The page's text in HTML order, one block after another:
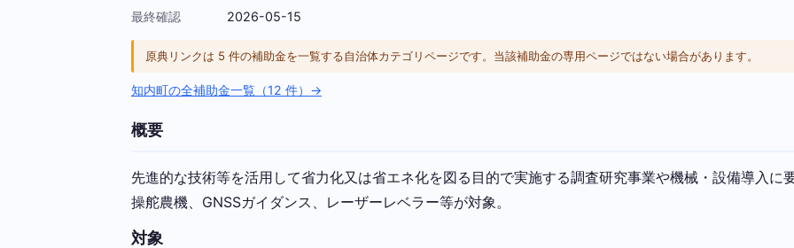
最終確認
2026-05-15
原典リンクは 5 件の補助金を一覧する自治体カテゴリページです。当該補助金の専用ページではない場合があります。
知内町の全補助金一覧（12 件）→
概要
先進的な技術等を活用して省力化又は省エネ化を図る目的で実施する調査研究事業や機械・設備導入に
操舵農機、GNSSガイダンス、レーザーレベラー等が対象。
対象